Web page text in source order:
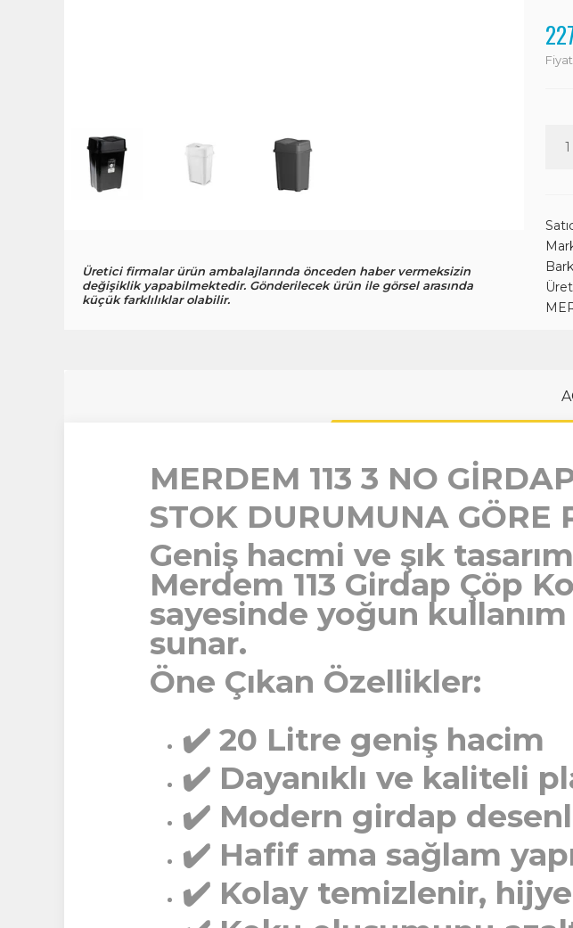
Üretici firmalar ürün ambalajlarında önceden haber vermeksizin
değişiklik yapabilmektedir. Gönderilecek ürün ile görsel arasında
küçük farklılıklar olabilir.
MERDEM 113 3 NO
STOK DURUMUNA GÖRE
Geniş hacmi ve şık
Merdem 113 Girdap Çöp
sayesinde yoğun
sunar.
Öne Çıkan Özellikler:
✔️ 20 Litre geniş hacim
✔️ Dayanıklı ve kaliteli
✔️ Modern girdap
✔️ Hafif ama sağlam
✔️ Kolay temizlenir,